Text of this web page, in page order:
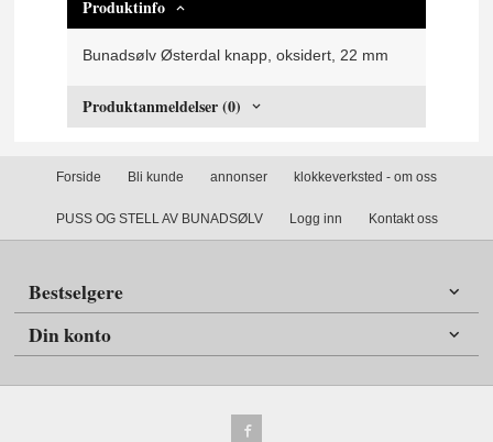
Produktinfo
Bunadsølv Østerdal knapp, oksidert, 22 mm
Produktanmeldelser (0)
Forside Bli kunde annonser klokkeverksted - om oss
PUSS OG STELL AV BUNADSØLV Logg inn Kontakt oss
Bestselgere
Din konto